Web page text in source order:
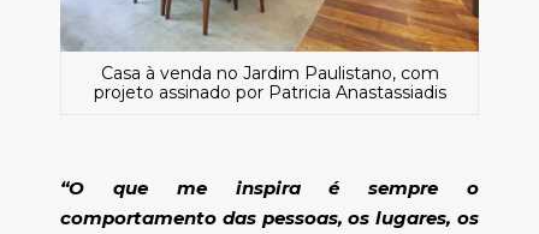
Casa à venda no Jardim Paulistano, com
projeto assinado por Patricia Anastassiadis
“O que me inspira é sempre o
comportamento das pessoas, os lugares, os